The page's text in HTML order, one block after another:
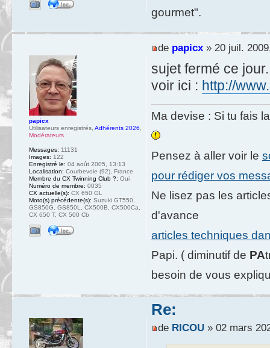
gourmet".
de papicx» 20 juil.
sujet fermé ce jour.
voir ici : http://
Ma devise : Si tu fais
Pensez à aller voir le
pour rédiger vos
Ne lisez pas les
d'avance
articles techniques
Papi. ( diminutif de PA
besoin de vous
papicx
Utilisateurs enregistrés Adhérents 2026
Modérateurs
Messages: 11131
Images: 122
Enregistré le: 04 août 2005, 13:13
Localisation: Courbevoie (92), France
Membre du CX Twinning Club ?: Oui
Numéro de membre: 0035
CX actuelle(s): CX 650 GL
Moto(s) précédente(s): Suzuki GT550,
GS850G, GS850L, CX500B, CX500Ca,
CX 650 T, CX 500 Cb
Re:
de RICOU» 02 mars